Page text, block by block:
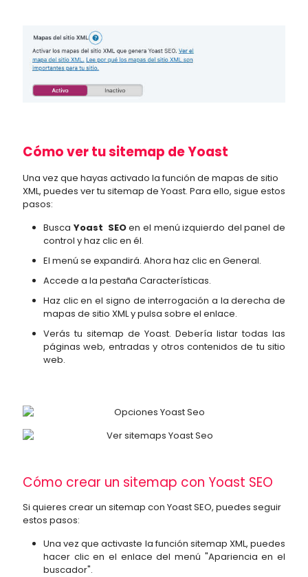
Cómo ver tu sitemap de Yoast
Una vez que hayas activado la función de mapas de sitio
XML, puedes ver tu sitemap de Yoast. Para ello, sigue estos
pasos:
Busca Yoast SEOen el menú izquierdo del panel de
control y haz clic en él.
El menú se expandirá. Ahora haz clic en General.
Accede a la pestaña Características.
Haz clic en el signo de interrogación a la derecha de
mapas de sitio XML y pulsa sobre el enlace.
Verás tu sitemap de Yoast. Debería listar todas las
páginas web, entradas y otros contenidos de tu sitio
web.
Cómo crear un sitemap con Yoast SEO
Si quieres crear un sitemap con Yoast SEO, puedes seguir
estos pasos:
Una vez que activaste la función sitemap XML, puedes
hacer clic en el enlace del menú "Apariencia en el
buscador".